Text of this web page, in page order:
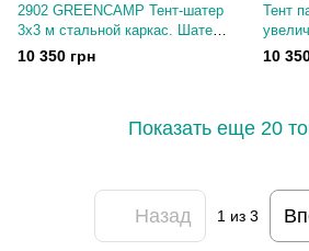
2902 GREENCAMP Тент-шатер
3х3 м стальной каркас. Шатер
павильон садовый 3*3, 23 кг
10 350 грн
Тент
10
Показать еще 20
Назад 1 из 3